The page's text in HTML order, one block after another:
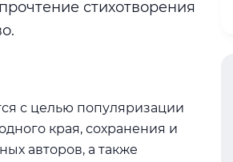
стихотворения
с целью популяризации
края, сохранения и
авторов, а также